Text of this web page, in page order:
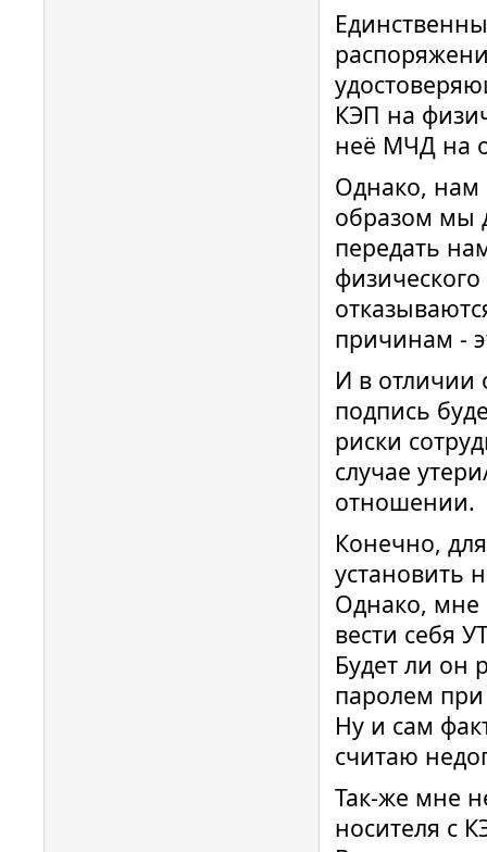
КЭП на
неё МЧД на
Однако, нам
образом мы
передать
причинам -
И в отличии
подпись
риски
случае
отношении.
Конечно,
установить
Однако, мне
вести себя
Будет ли он
паролем
Ну и сам
считаю
Так-же мне
носителя с